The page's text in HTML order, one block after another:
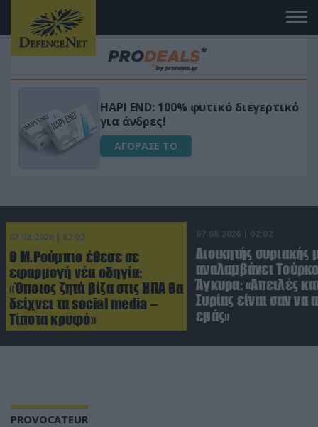
Μεταμόρφωσε τον κήπο σου με το
Ultra Box Μίνι Αλυσοπρίονο με
μπαταρία λιθίου
ΑΓΟΡΑΣΕ ΤΟ
07.08.2026 | 02:02
Ο Μ.Ρούμπιο έθεσε σε
εφαρμογή νέα οδηγία:
«Όποιος ζητά βίζα στις ΗΠΑ θα
δείχνει τα social media –
Τίποτα κρυφό»
07.08.2026 | 02:02
Διοικητής συριακής
αναλαμβάνει
Άγκυρα: «Απειλές
Συρίας είναι σαν να
εμάς»
PROVOCATEUR